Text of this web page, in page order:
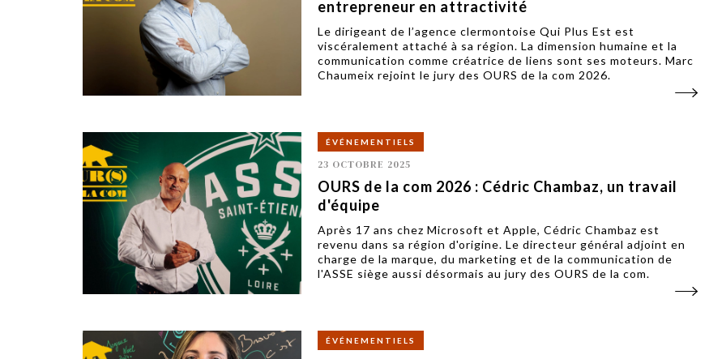
entrepreneur en attractivité
Le dirigeant de l’agence clermontoise Qui Plus Est est
viscéralement attaché à sa région. La dimension humaine et la
communication comme créatrice de liens sont ses moteurs. Marc
Chaumeix rejoint le jury des OURS de la com 2026.
ÉVÉNEMENTIELS
23 OCTOBRE 2025
OURS de la com 2026 : Cédric Chambaz, un travail
d'équipe
Après 17 ans chez Microsoft et Apple, Cédric Chambaz est
revenu dans sa région d'origine. Le directeur général adjoint en
charge de la marque, du marketing et de la communication de
l'ASSE siège aussi désormais au jury des OURS de la com.
ÉVÉNEMENTIELS